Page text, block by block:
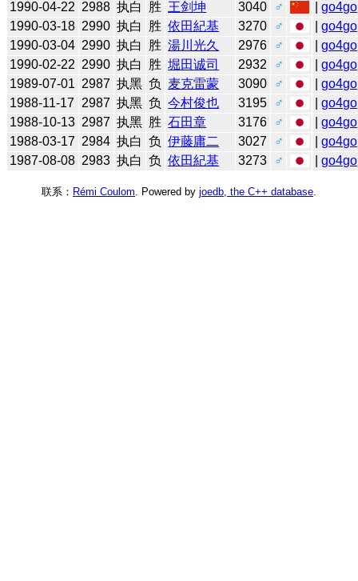
1990-04-22 2988 执白 胜 王剑坤 3040 ♂ |go4go
1990-03-18 2990 执白 胜 依田紀基 3270 ♂ |go4go
1990-03-04 2990 执白 胜 湯川光久 2976 ♂ |go4go
1990-02-22 2990 执白 胜 堀田诚司 2932 ♂ |go4go
1989-07-01 2987 执黑 负 麦克雷蒙 3090 ♂ |go4go
1988-11-17
2987 执黑 负 今村俊也 3195 ♂ |go4go
1988-10-13 2987 执黑 胜 石田章 3176 ♂ |go4go
1988-03-17 2984 执白 负 伊藤庸二 3027 ♂ |go4go
1987-08-08 2983 执白 负 依田紀基 3273 ♂ |go4go
联系： Rémi Coulom . Powered by joedb, the C++ database